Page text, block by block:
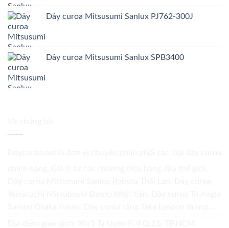
Dây curoa Mitsusumi Sanlux PJ762-300J
Dây curoa Mitsusumi Sanlux SPB3400